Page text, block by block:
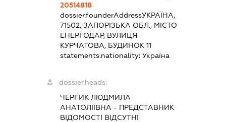
20514818
dossier.founderAddressУКРАЇНА,
71502, ЗАПОРІЗЬКА ОБЛ., МІСТО
ЕНЕРГОДАР, ВУЛИЦЯ
КУРЧАТОВА, БУДИНОК 11
statements.nationality: Україна
dossier.heads:
ЧЕРГИК ЛЮДМИЛА
АНАТОЛІЇВНА - ПРЕДСТАВНИК
ВІДОМОСТІ ВІДСУТНІ